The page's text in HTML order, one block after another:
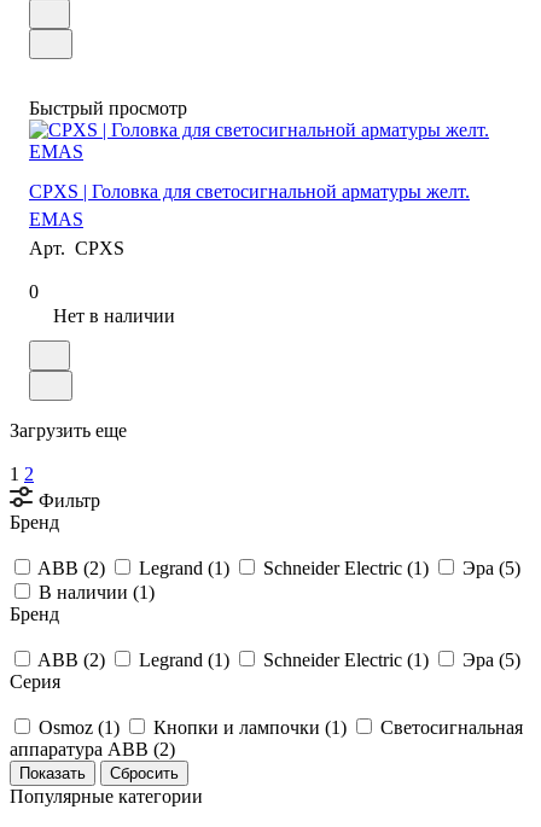
Быстрый просмотр
CPXS | Головка для светосигнальной арматуры желт.
EMAS
Арт. CPXS
0
Нет в наличии
Загрузить еще
1 2
Фильтр
Бренд
ABB (2) Legrand (1) Schneider Electric (1) Эра (5)
В наличии (1)
Бренд
ABB (2) Legrand (1) Schneider Electric (1) Эра (5)
Серия
Osmoz (1) Кнопки и лампочки (1)
Светосигнальная
аппаратура ABB (2)
Сбросить
Популярные категории